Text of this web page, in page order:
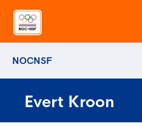
Over NOC*NSF
Sportagenda 2032
Leden
Sportdeelname
NOCNSF
Evert Kroon